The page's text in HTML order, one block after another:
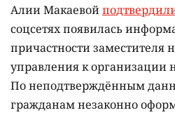
Алии Макаевой
соцсетях появилась
причастности заместителя
управления к организации
По неподтверждённым
гражданам незаконно